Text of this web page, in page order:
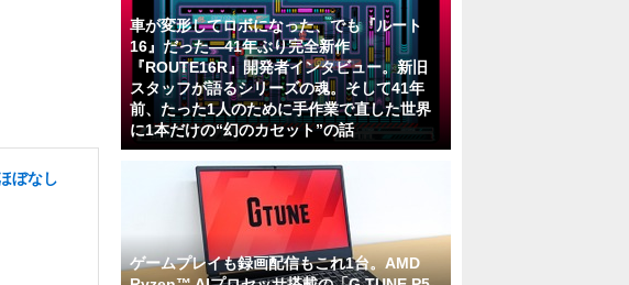
ぼなし
車が変形してロボになった、でも『ルート
16』だった―41年ぶり完全新作
『ROUTE16R』開発者インタビュー。新旧
スタッフが語るシリーズの魂。そして41年
前、たった1人のために手作業で直した世界
に1本だけの“幻のカセット”の話
ゲームプレイも録画配信もこれ1台。AMD